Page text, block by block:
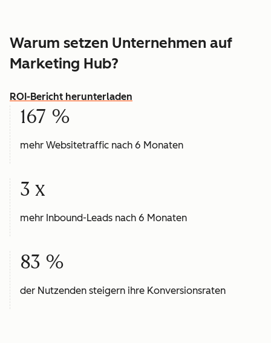
Warum setzen Unternehmen auf
Marketing Hub?
ROI-Bericht herunterladen
167 %
mehr Websitetraffic nach 6 Monaten
3 x
mehr Inbound-Leads nach 6 Monaten
83 %
der Nutzenden steigern ihre Konversionsraten